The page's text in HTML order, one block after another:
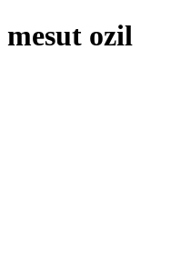
mesut ozil